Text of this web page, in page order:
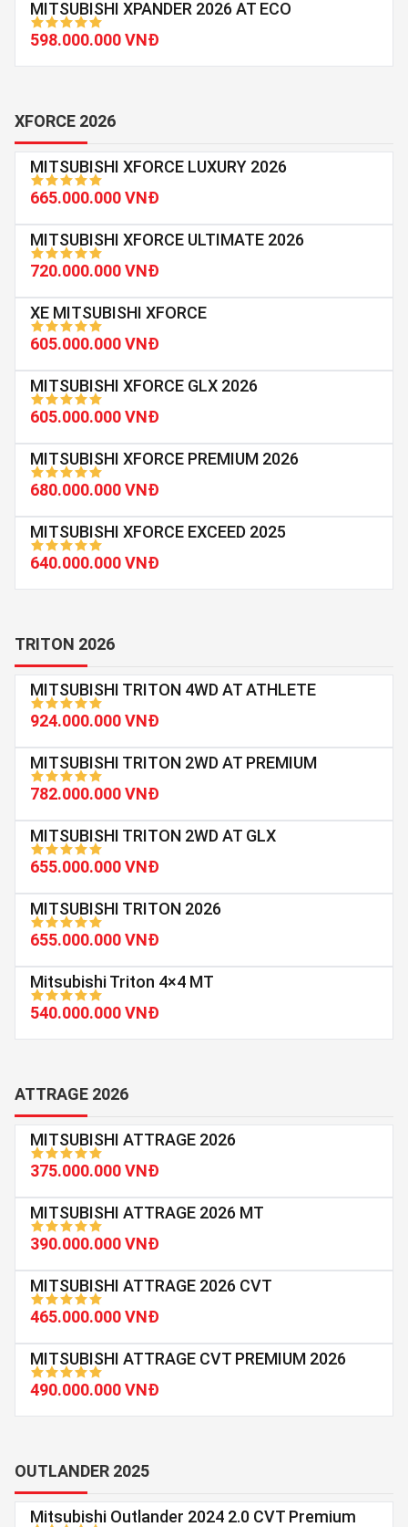
MITSUBISHI XPANDER 2026 AT ECO
598.000.000 VNĐ
XFORCE 2026
MITSUBISHI XFORCE LUXURY 2026
665.000.000 VNĐ
MITSUBISHI XFORCE ULTIMATE 2026
720.000.000 VNĐ
XE MITSUBISHI XFORCE
605.000.000 VNĐ
MITSUBISHI XFORCE GLX 2026
605.000.000 VNĐ
MITSUBISHI XFORCE PREMIUM 2026
680.000.000 VNĐ
MITSUBISHI XFORCE EXCEED 2025
640.000.000 VNĐ
TRITON 2026
MITSUBISHI TRITON 4WD AT ATHLETE
924.000.000 VNĐ
MITSUBISHI TRITON 2WD AT PREMIUM
782.000.000 VNĐ
MITSUBISHI TRITON 2WD AT GLX
655.000.000 VNĐ
MITSUBISHI TRITON 2026
655.000.000 VNĐ
Mitsubishi Triton 4×4 MT
540.000.000 VNĐ
ATTRAGE 2026
MITSUBISHI ATTRAGE 2026
375.000.000 VNĐ
MITSUBISHI ATTRAGE 2026 MT
390.000.000 VNĐ
MITSUBISHI ATTRAGE 2026 CVT
465.000.000 VNĐ
MITSUBISHI ATTRAGE CVT PREMIUM 2026
490.000.000 VNĐ
OUTLANDER 2025
Mitsubishi Outlander 2024 2.0 CVT Premium